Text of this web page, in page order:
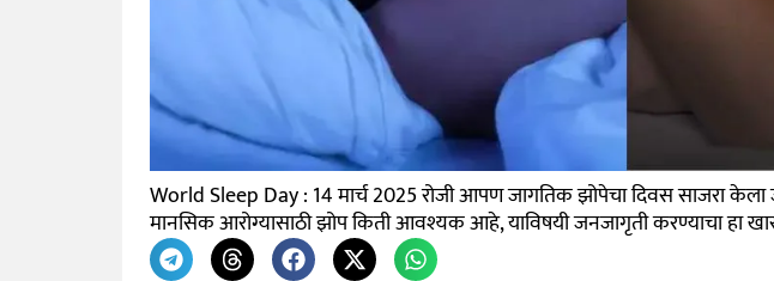
World Sleep Day : 14 मार्च 2025 रोजी आपण जागतिक झोपेचा दिवस साजरा केला
मानसिक आरोग्यासाठी झोप किती आवश्यक आहे, याविषयी जनजागृती करण्याचा हा